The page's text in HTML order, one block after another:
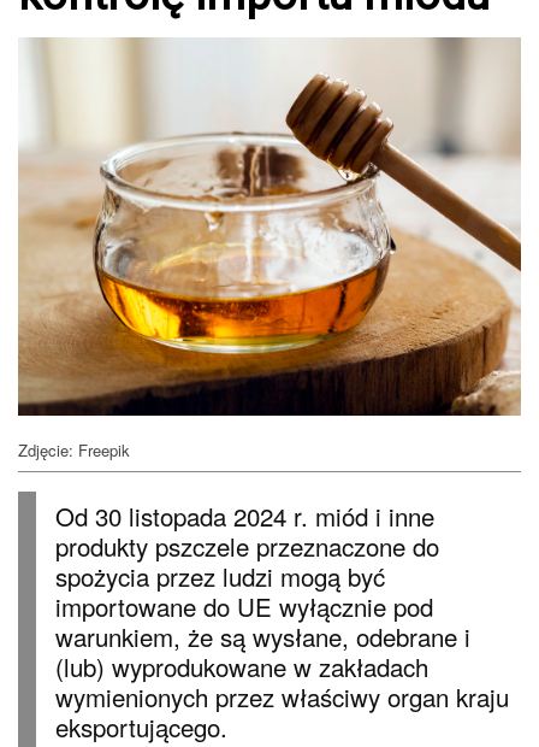
Zdjęcie: Freepik
Od 30 listopada 2024 r. miód i inne
produkty pszczele przeznaczone do
spożycia przez ludzi mogą być
importowane do UE wyłącznie pod
warunkiem, że są wysłane, odebrane i
(lub) wyprodukowane w zakładach
wymienionych przez właściwy organ kraju
eksportującego.